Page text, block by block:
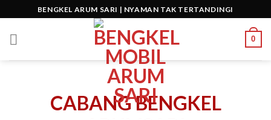
to
content
BENGKEL ARUM SARI | NYAMAN TAK TERTANDINGI
0
CABANG BENGKEL